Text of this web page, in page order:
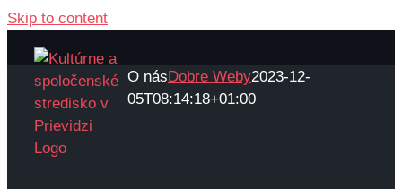
Skip to content
O násDobre Weby2023-12-
05T08:14:18+01:00